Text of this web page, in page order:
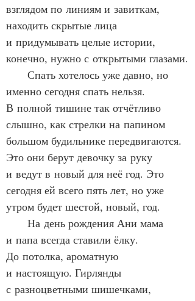
взглядом по линиям и завиткам,
находить скрытые лица
и придумывать целые истории,
конечно, нужно с открытыми глазами.
Спать хотелось уже давно, но
именно сегодня спать нельзя.
В полной тишине так отчётливо
слышно, как стрелки на папином
большом будильнике передвигаются.
Это они берут девочку за руку
и ведут в новый для неё год. Это
сегодня ей всего пять лет, но уже
утром будет шестой, новый, год.
На день рождения Ани мама
и папа всегда ставили ёлку.
До потолка, ароматную
и настоящую. Гирлянды
с разноцветными шишечками,